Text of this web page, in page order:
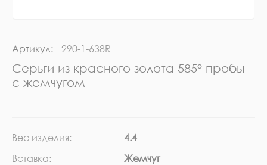
Артикул: 290-1-638R
Серьги из красного золота 585° пробы
с жемчугом
Вес изделия:
4.4
Вставка:
Жемчуг